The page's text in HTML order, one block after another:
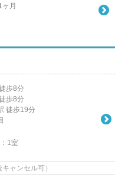
月
歩8分
歩8分
徒歩19分
1室
ャンセル可）